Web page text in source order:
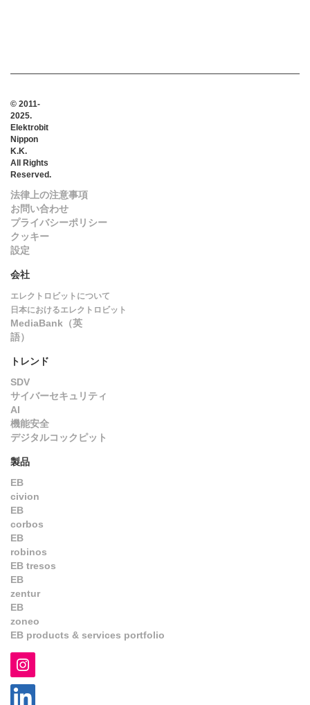
© 2011-
2025.
Elektrobit
Nippon
K.K.
All Rights
Reserved.
法律上の注意事項
お問い合わせ
プライバシーポリシー
クッキー
設定
会社
エレクトロビットについて
日本におけるエレクトロビット
MediaBank（英
語）
トレンド
SDV
サイバーセキュリティ
AI
機能安全
デジタルコックピット
製品
EB
civion
EB
corbos
EB
robinos
EB tresos
EB
zentur
EB
zoneo
EB products & services portfolio